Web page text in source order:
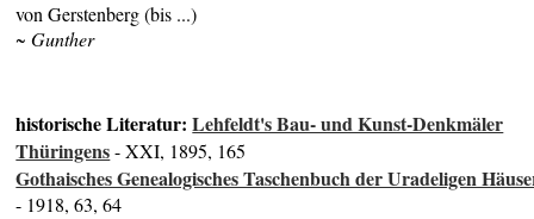
von Gerstenberg (bis ...)
~ Gunther
historische Literatur:Lehfeldt's Bau- und Kunst-Denkmäler
Thüringens- XXI, 1895, 165
Gothaisches Genealogisches Taschenbuch der Uradeligen
- 1918, 63, 64